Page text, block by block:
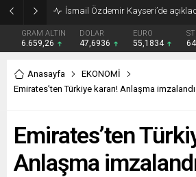
GRAM ALTIN
6.659,26
DOLAR
47,6936
EURO
55,1834
Anasayfa
EKONOMİ
Emirates’ten Türkiye kararı! Anlaşma imzalandı
Emirates’ten
Anlaşma